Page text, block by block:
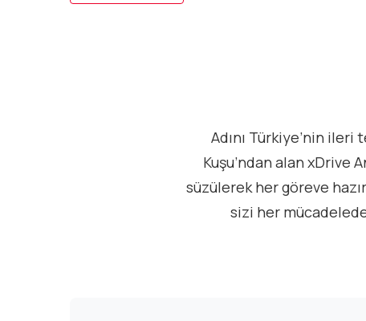
Adını Türkiye’nin
Kuşu’ndan alan xDrive
süzülerek her göreve
sizi her